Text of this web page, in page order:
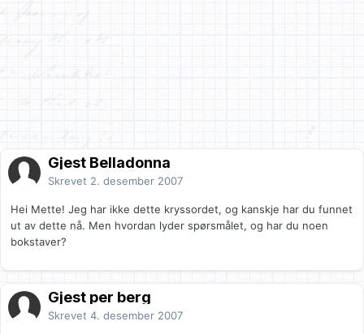
Gjest Belladonna
Skrevet 2. desember 2007
Hei Mette! Jeg har ikke dette kryssordet, og kanskje har du funnet
ut av dette nå. Men hvordan lyder spørsmålet, og har du noen
bokstaver?
Gjest per berg
Skrevet 4. desember 2007